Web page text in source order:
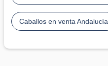
Caballos en venta Andalucía